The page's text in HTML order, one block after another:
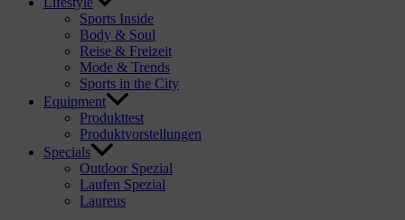
Sports Inside
Body & Soul
Reise & Freizeit
Mode & Trends
Sports in the City
Equipment
Produkttest
Produktvorstellungen
Specials
Outdoor Spezial
Laufen Spezial
Laureus